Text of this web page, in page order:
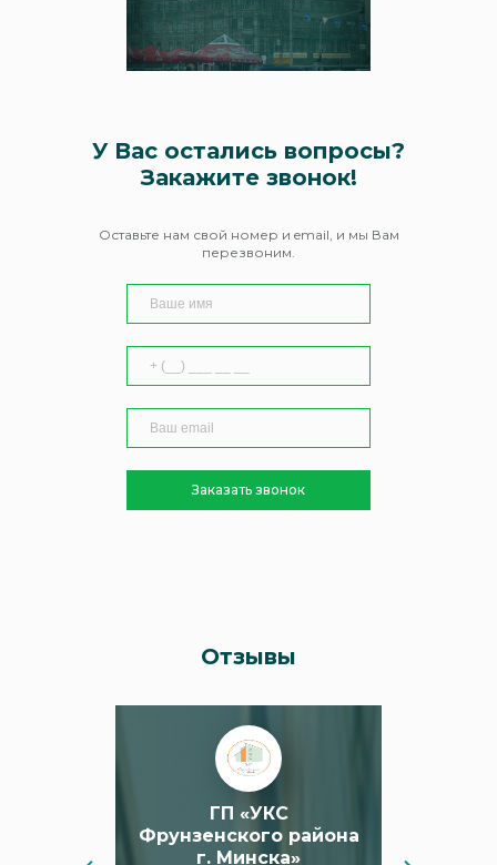
У Вас остались вопросы?
Закажите звонок!
Оставьте нам свой номер и email, и мы Вам
перезвоним.
Отзывы
ГП «УКС
Фрунзенского района
г. Минска»